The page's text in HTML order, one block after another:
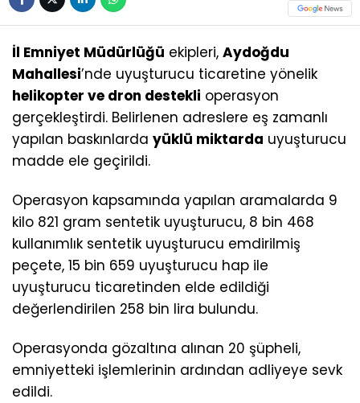
İl Emniyet Müdürlüğü ekipleri, Aydoğdu
Mahallesi’nde uyuşturucu ticaretine yönelik
helikopter ve dron destekli operasyon
gerçekleştirdi. Belirlenen adreslere eş zamanlı
yapılan baskınlarda yüklü miktarda uyuşturucu
madde ele geçirildi.
Operasyon kapsamında yapılan aramalarda 9
kilo 821 gram sentetik uyuşturucu, 8 bin 468
kullanımlık sentetik uyuşturucu emdirilmiş
peçete, 15 bin 659 uyuşturucu hap ile
uyuşturucu ticaretinden elde edildiği
değerlendirilen 258 bin lira bulundu.
Operasyonda gözaltına alınan 20 şüpheli,
emniyetteki işlemlerinin ardından adliyeye sevk
edildi.